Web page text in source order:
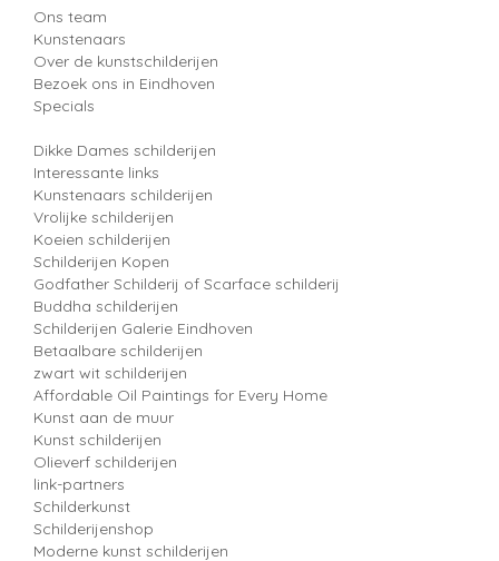
Ons team
Kunstenaars
Over de kunstschilderijen
Bezoek ons in Eindhoven
Specials
Dikke Dames schilderijen
Interessante links
Kunstenaars schilderijen
Vrolijke schilderijen
Koeien schilderijen
Schilderijen Kopen
Godfather Schilderij of Scarface schilderij
Buddha schilderijen
Schilderijen Galerie Eindhoven
Betaalbare schilderijen
zwart wit schilderijen
Affordable Oil Paintings for Every Home
Kunst aan de muur
Kunst schilderijen
Olieverf schilderijen
link-partners
Schilderkunst
Schilderijenshop
Moderne kunst schilderijen